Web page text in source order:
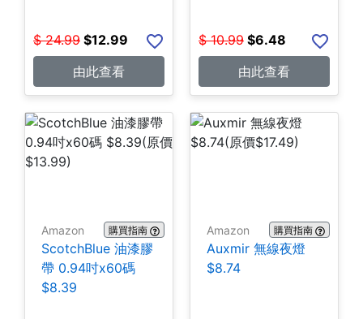
$ 24.99 $12.99
由此查看
$ 10.99 $6.48
由此查看
Amazon 購買指南
ScotchBlue 油漆膠
帶 0.94吋x60碼
$8.39
Amazon 購買指南
Auxmir 無線夜燈
$8.74